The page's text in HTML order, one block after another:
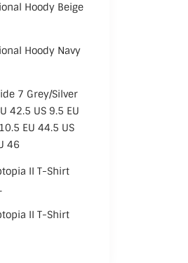
Hoody Beige
Hoody Navy
7 Grey/Silver
42.5 US 9.5 EU
EU 44.5 US
46
II T-Shirt
II T-Shirt